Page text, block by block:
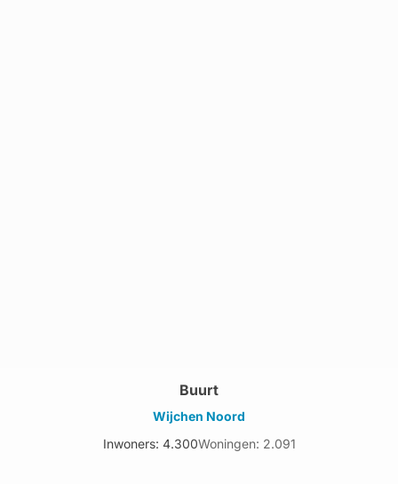
Buurt
Wijchen Noord
Inwoners: 4.300Woningen: 2.091